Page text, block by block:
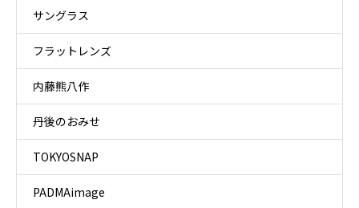
サングラス
フラットレンズ
内藤熊八作
丹後のおみせ
TOKYOSNAP
PADMAimage